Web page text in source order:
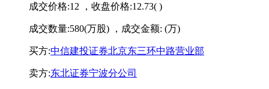
成交价格:12 ，收盘价格:12.73( )
成交数量:580(万股) ，成交金额: (万)
买方:中信建投证券北京东三环中路营业部
卖方:东北证券宁波分公司